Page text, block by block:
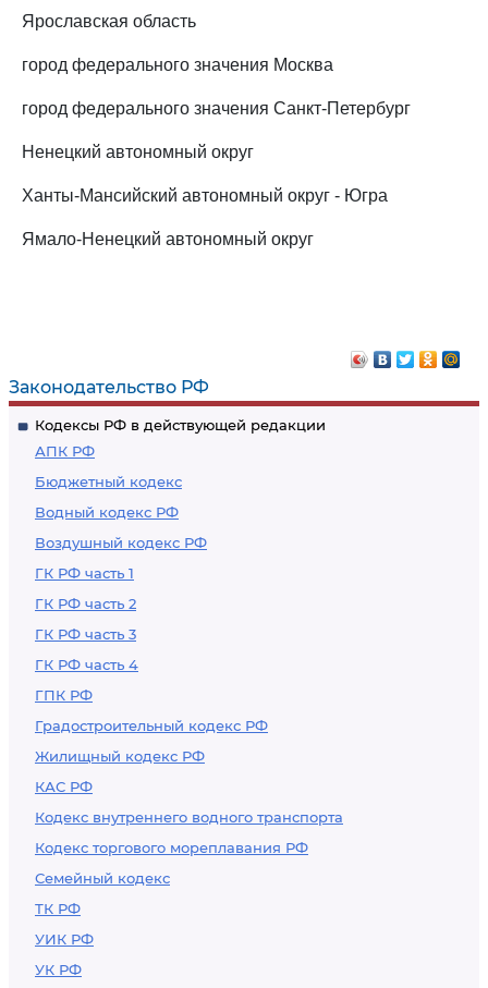
Законодательство РФ
Кодексы РФ в действующей редакции
АПК РФ
Бюджетный кодекс
Водный кодекс РФ
Воздушный кодекс РФ
ГК РФ часть 1
ГК РФ часть 2
ГК РФ часть 3
ГК РФ часть 4
ГПК РФ
Градостроительный кодекс РФ
Жилищный кодекс РФ
КАС РФ
Кодекс внутреннего водного транспорта
Кодекс торгового мореплавания РФ
Семейный кодекс
ТК РФ
УИК РФ
УК РФ
Ярославская область
город федерального значения Москва
город федерального значения Санкт-Петербург
Ненецкий автономный округ
Ханты-Мансийский автономный округ - Югра
Ямало-Ненецкий автономный округ